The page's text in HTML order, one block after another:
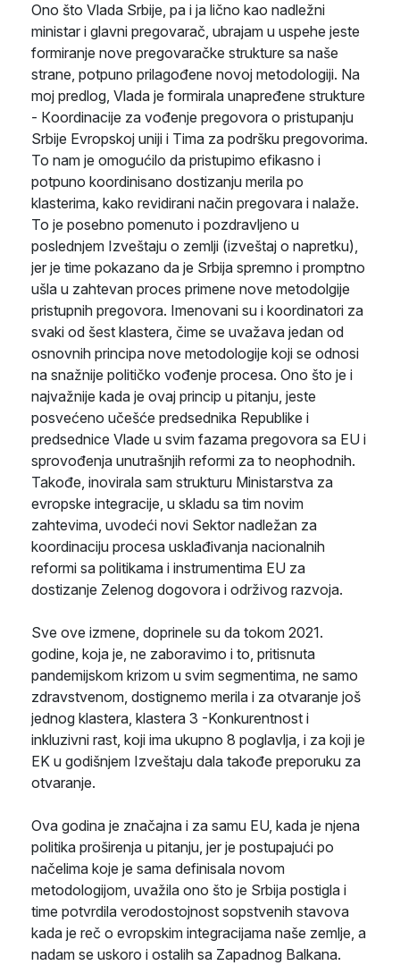
Ono što Vlada Srbije, pa i ja lično kao nadležni
ministar i glavni pregovarač, ubrajam u uspehe jeste
formiranje nove pregovaračke strukture sa naše
strane, potpuno prilagođene novoj metodologiji. Na
moj predlog, Vlada je formirala unapređene strukture
- Кoordinacije za vođenje pregovora o pristupanju
Srbije Evropskoj uniji i Tima za podršku pregovorima.
To nam je omogućilo da pristupimo efikasno i
potpuno koordinisano dostizanju merila po
klasterima, kako revidirani način pregovara i nalaže.
To je posebno pomenuto i pozdravljeno u
poslednjem Izveštaju o zemlji (izveštaj o napretku),
jer je time pokazano da je Srbija spremno i promptno
ušla u zahtevan proces primene nove metodolgije
pristupnih pregovora. Imenovani su i koordinatori za
svaki od šest klastera, čime se uvažava jedan od
osnovnih principa nove metodologije koji se odnosi
na snažnije političko vođenje procesa. Ono što je i
najvažnije kada je ovaj princip u pitanju, jeste
posvećeno učešće predsednika Republike i
predsednice Vlade u svim fazama pregovora sa EU i
sprovođenja unutrašnjih reformi za to neophodnih.
Takođe, inovirala sam strukturu Ministarstva za
evropske integracije, u skladu sa tim novim
zahtevima, uvodeći novi Sektor nadležan za
koordinaciju procesa usklađivanja nacionalnih
reformi sa politikama i instrumentima EU za
dostizanje Zelenog dogovora i održivog razvoja.
Sve ove izmene, doprinele su da tokom 2021.
godine, koja je, ne zaboravimo i to, pritisnuta
pandemijskom krizom u svim segmentima, ne samo
zdravstvenom, dostignemo merila i za otvaranje još
jednog klastera, klastera 3 -Konkurentnost i
inkluzivni rast, koji ima ukupno 8 poglavlja, i za koji je
EK u godišnjem Izveštaju dala takođe preporuku za
otvaranje.
Ova godina je značajna i za samu EU, kada je njena
politika proširenja u pitanju, jer je postupajući po
načelima koje je sama definisala novom
metodologijom, uvažila ono što je Srbija postigla i
time potvrdila verodostojnost sopstvenih stavova
kada je reč o evropskim integracijama naše zemlje, a
nadam se uskoro i ostalih sa Zapadnog Balkana.